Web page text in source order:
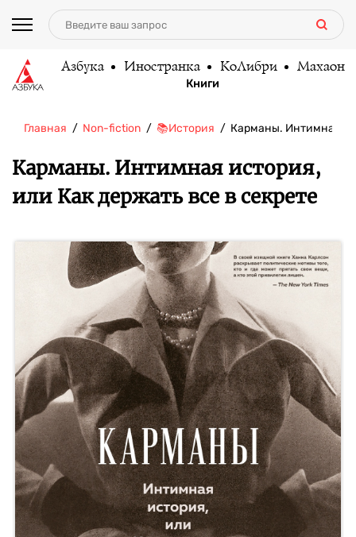
Азбука Иностранка КоЛибри Махаон
Книги
Главная Non-fiction 📚История Карманы. Интимная
Карманы. Интимная история,
или Как держать все в секрете